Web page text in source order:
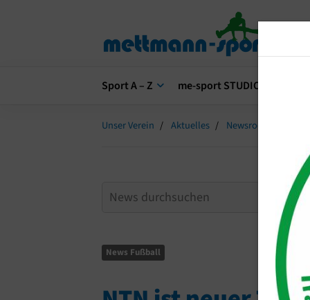
Sport A – Z me-sport STUDIO
Unser Verein Aktuelles Newsroom
News Fußball